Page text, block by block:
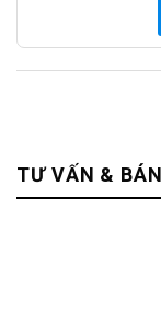
TƯ VẤN &